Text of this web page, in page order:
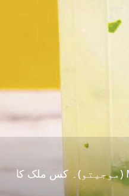
Mojito ،Muh-Hee-Toh-Luh (موجیتو)۔ کس ملک کا